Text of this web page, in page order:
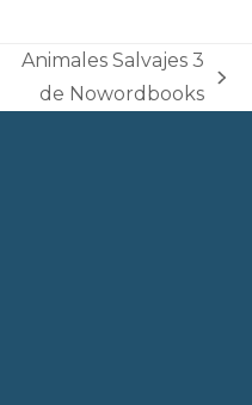
next
Animales Salvajes 3
de Nowordbooks